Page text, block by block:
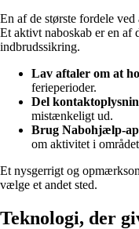
En af de største fordele
Et aktivt naboskab er en af
indbrudssikring.
Lav aftaler om at
ferieperioder.
Del
mistænkeligt ud.
Brug Nabohjælp-
om aktivitet i
Et nysgerrigt og
vælge et andet sted.
Teknologi, der